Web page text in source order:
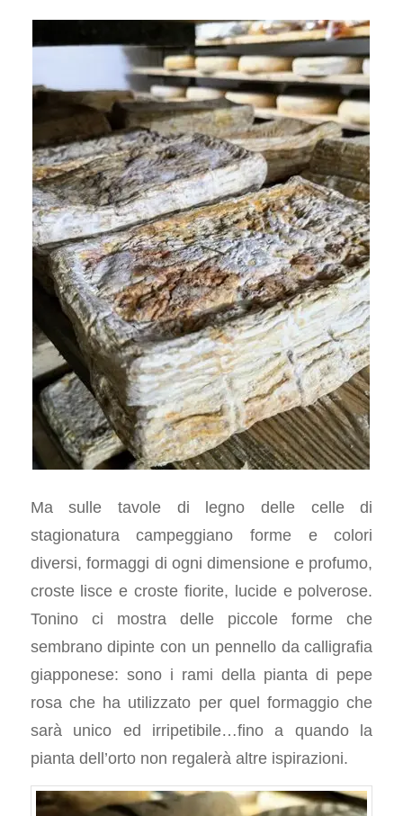
Ma sulle tavole di legno delle celle di
stagionatura campeggiano forme e colori
diversi, formaggi di ogni dimensione e profumo,
croste lisce e croste fiorite, lucide e polverose.
Tonino ci mostra delle piccole forme che
sembrano dipinte con un pennello da calligrafia
giapponese: sono i rami della pianta di pepe
rosa che ha utilizzato per quel formaggio che
sarà unico ed irripetibile…fino a quando la
pianta dell’orto non regalerà altre ispirazioni.